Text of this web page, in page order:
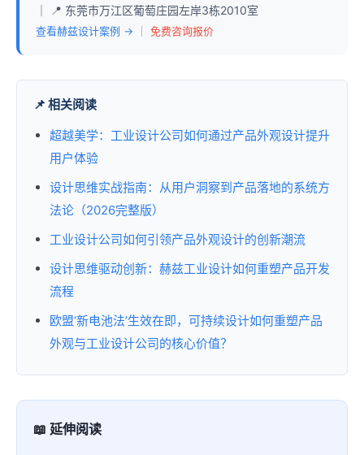
｜ 📍 东莞市万江区葡萄庄园左岸3栋2010室
查看赫兹设计案例 → 免费咨询报价
📌 相关阅读
超越美学：工业设计公司如何通过产品外观设计提升
用户体验
设计思维实战指南：从用户洞察到产品落地的系统方
法论（2026完整版）
工业设计公司如何引领产品外观设计的创新潮流
设计思维驱动创新：赫兹工业设计如何重塑产品开发
流程
欧盟‘新电池法’生效在即，可持续设计如何重塑产品
外观与工业设计公司的核心价值？
📖 延伸阅读